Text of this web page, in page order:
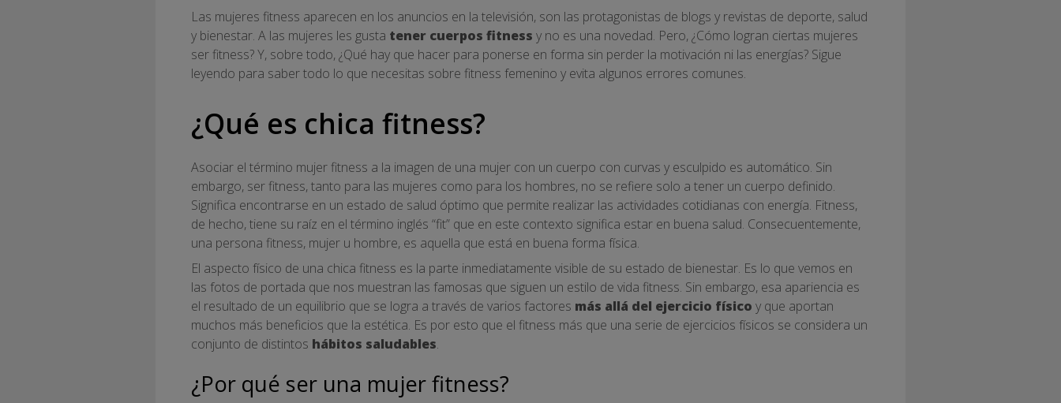
Las mujeres fitness aparecen en los anuncios en la televisión, son las protagonistas de blogs y revistas de deporte, salud
y bienestar. A las mujeres les gusta tener cuerpos fitness y no es una novedad. Pero, ¿Cómo logran ciertas mujeres
ser fitness? Y, sobre todo, ¿Qué hay que hacer para ponerse en forma sin perder la motivación ni las energías? Sigue
leyendo para saber todo lo que necesitas sobre fitness femenino y evita algunos errores comunes.
¿Qué es chica fitness?
Asociar el término mujer fitness a la imagen de una mujer con un cuerpo con curvas y esculpido es automático. Sin
embargo, ser fitness, tanto para las mujeres como para los hombres, no se refiere solo a tener un cuerpo definido.
Significa encontrarse en un estado de salud óptimo que permite realizar las actividades cotidianas con energía. Fitness,
de hecho, tiene su raíz en el término inglés “fit” que en este contexto significa estar en buena salud. Consecuentemente,
una persona fitness, mujer u hombre, es aquella que está en buena forma física.
El aspecto físico de una chica fitness es la parte inmediatamente visible de su estado de bienestar. Es lo que vemos en
las fotos de portada que nos muestran las famosas que siguen un estilo de vida fitness. Sin embargo, esa apariencia es
el resultado de un equilibrio que se logra a través de varios factores más allá del ejercicio físico y que aportan
muchos más beneficios que la estética. Es por esto que el fitness más que una serie de ejercicios físicos se considera un
conjunto de distintos hábitos saludables.
¿Por qué ser una mujer fitness?